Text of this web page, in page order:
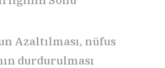
Azaltılması, nüfus
durdurulması